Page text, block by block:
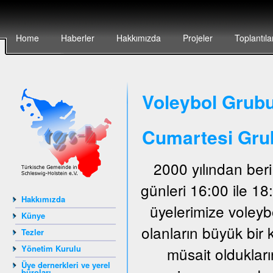
Home Haberler Hakkımızda Projeler
Hakkımızda
Künye
Tezler
Yönetim Kurulu
Üye dernerkleri ve yerel
Voleybol
Cumartesi
2000 yılından
günleri 16:00 ile
üyelerimize
olanların büyük bir
müsait